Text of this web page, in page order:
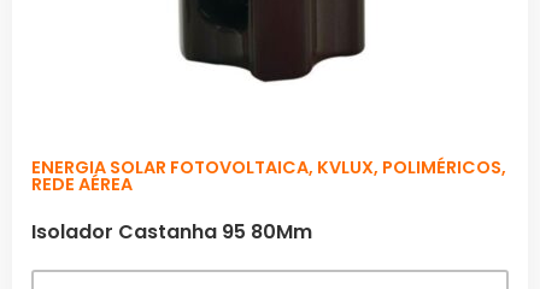
ENERGIA SOLAR FOTOVOLTAICA, KVLUX, POLIMÉRICOS,
REDE AÉREA
Isolador Castanha 95 80Mm